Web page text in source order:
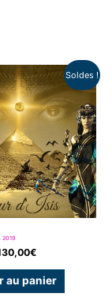
Soldes !
2019
:
€
Le
prix
actuel
est :
130,00€.
au panier